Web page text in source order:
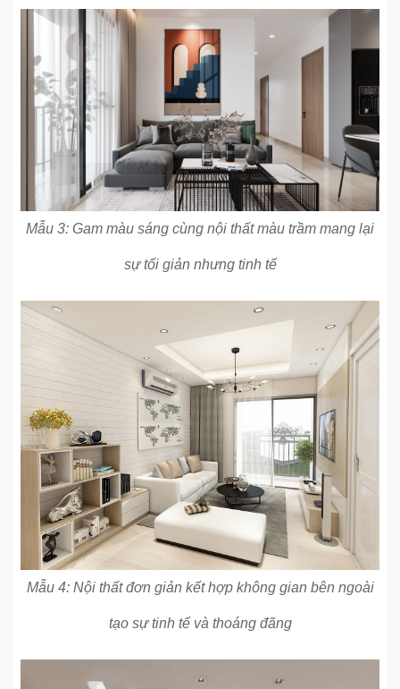
Mẫu 3: Gam màu sáng cùng nội thất màu trầm mang lại
sự tối giản nhưng tinh tế
Mẫu 4: Nội thất đơn giản kết hợp không gian bên ngoài
tạo sự tinh tế và thoáng đãng